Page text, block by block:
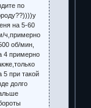
по
на 5-60
ч,примерно
об/мин,
4 примерно
5 при такой
долго